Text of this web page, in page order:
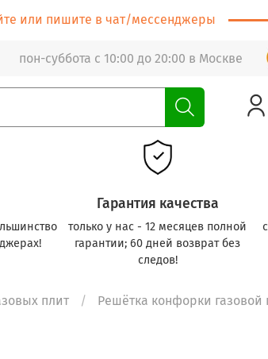
или пишите в чат/мессенджеры
пон-суббота с 10:00 до 20:00 в Москве
Гарантия качества
только у нас - 12 месяцев полной
гарантии; 60 дней возврат без
следов!
плит Решётка конфорки газовой